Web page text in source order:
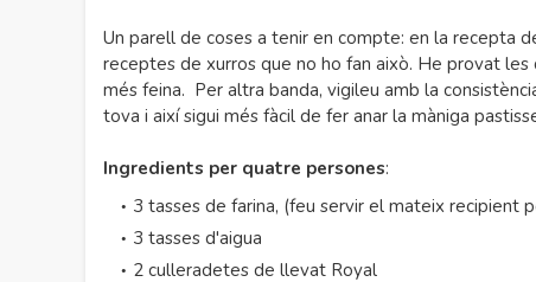
Un parell de coses a tenir en compte: en la recepta
receptes de xurros que no ho fan això. He provat
més feina. Per altra banda, vigileu amb la
tova i així sigui més fàcil de fer anar la màniga
Ingredients per quatre persones:
3 tasses de farina, (feu servir el mateix recipient
3 tasses d'aigua
2 culleradetes de llevat Royal